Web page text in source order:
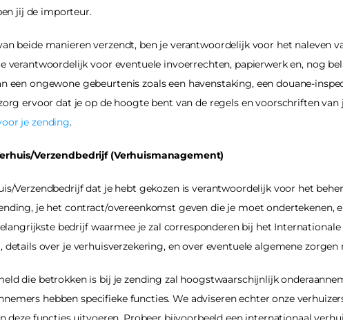
jij de importeur.
beide manieren verzendt, ben je verantwoordelijk voor het naleven
verantwoordelijk voor eventuele invoerrechten, papierwerk en, nog
een ongewone gebeurtenis zoals een havenstaking, een douane-
ervoor dat je op de hoogte bent van de regels en voorschriften
je zending.
Verzendbedrijf (Verhuismanagement)
Verzendbedrijf dat je hebt gekozen is verantwoordelijk voor het
je het contract/overeenkomst geven die je moet ondertekenen,
bedrijf waarmee je zal corresponderen bij het
details over je verhuisverzekering, en over eventuele algemene
die betrokken is bij je zending zal hoogstwaarschijnlijk
hebben specifieke functies. We adviseren echter onze